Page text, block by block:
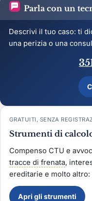
Parla con un
Descrivi il tuo caso: ti
una perizia o una
GRATUITI, SENZA
Strumenti di
Compenso CTU e
tracce di frenata,
ereditarie e molto
Apri gli strumenti